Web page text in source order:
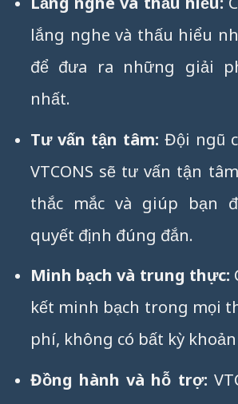
lắng nghe và thấu hiểu
để đưa ra những giải
nhất.
Tư vấn tận tâm: Đội ngũ
VTCONS sẽ tư vấn tận
thắc mắc và giúp bạn
quyết định đúng đắn.
Minh bạch và trung thực:
kết minh bạch trong mọi
phí, không có bất kỳ
Đồng hành và hỗ trợ: